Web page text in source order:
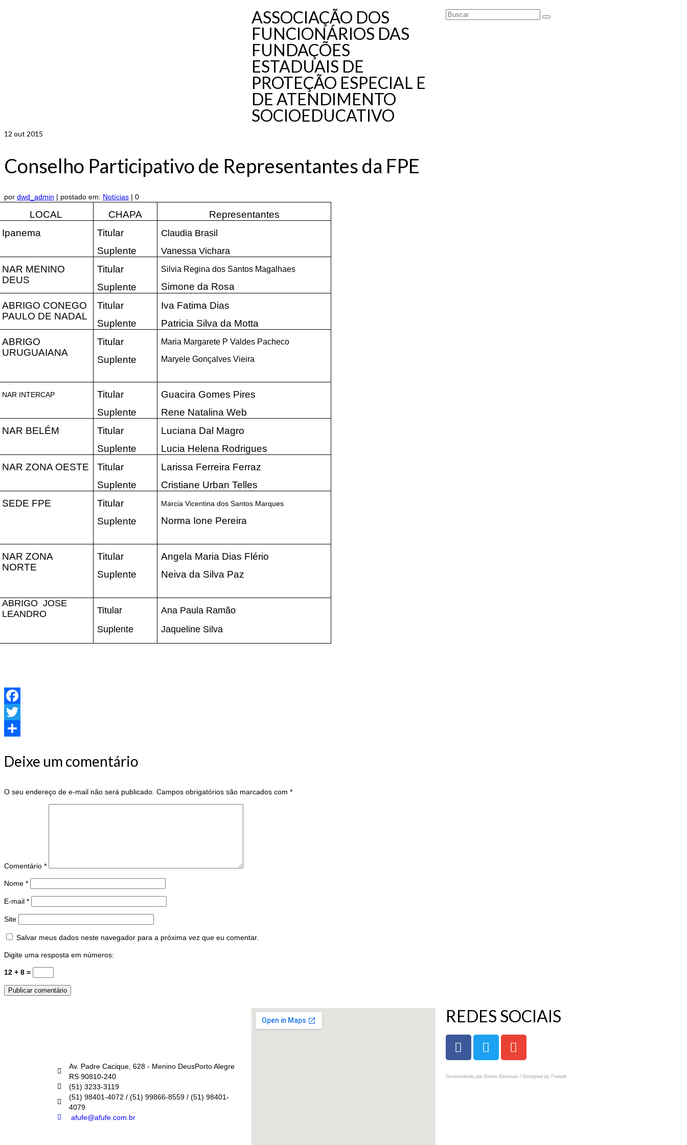
ASSOCIAÇÃO DOS
FUNCIONÁRIOS DAS
FUNDAÇÕES
ESTADUAIS DE
PROTEÇÃO ESPECIAL E
DE ATENDIMENTO
SOCIOEDUCATIVO
12 out 2015
Conselho Participativo de Representantes da FPE
por dwd_admin | postado em: Notícias | 0
LOCAL CHAPA
Representantes
Ipanema
Titular
Suplente
Claudia Brasil
Vanessa Vichara
NAR MENINO
DEUS
Titular
Suplente
Silvia Regina dos Santos Magalhaes
Simone da Rosa
ABRIGO CONEGO
PAULO DE NADAL
Titular
Suplente
Iva Fatima Dias
Patricia Silva da Motta
ABRIGO
URUGUAIANA
Titular
Suplente
Maria Margarete P Valdes Pacheco
Maryele Gonçalves Vieira
NAR INTERCAP
Titular
Suplente
Guacira Gomes Pires
Rene Natalina Web
NAR BELÉM
Titular
Suplente
Luciana Dal Magro
Lucia Helena Rodrigues
NAR ZONA OESTE
Titular
Suplente
Larissa Ferreira Ferraz
Cristiane Urban Telles
SEDE FPE
Titular
Suplente
Marcia Vicentina dos Santos Marques
Norma Ione Pereira
NAR ZONA
NORTE
Titular
Suplente
Angela Maria Dias Flério
Neiva da Silva Paz
ABRIGO JOSE
LEANDRO
Titular
Suplente
Ana Paula Ramão
Jaqueline Silva
Facebook
Twitter
Deixe um comentário
O seu endereço de e-mail não será publicado. Campos obrigatórios são marcados com *
Comentário *
Nome *
E-mail *
Site
Salvar meus dados neste navegador para a próxima vez que eu comentar.
Digite uma resposta em números:
12 + 8 =
Av. Padre Cacique, 628 - Menino DeusPorto Alegre
RS 90810-240
(51) 3233-3119
(51) 98401-4072 / (51) 99866-8559 / (51) 98401-
4079
afufe@afufe.com.br
REDES SOCIAIS
Desenvolvido por Direta Sistemas / Designed by Freepik